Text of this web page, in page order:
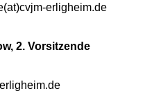
erligheim.de
2. Vorsitzende